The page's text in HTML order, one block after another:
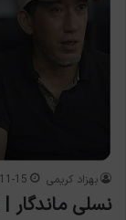
بهزاد کریمی 15
نسلی ماندگار | 10 بازیساز تأثیرگذار شرکت کپکام